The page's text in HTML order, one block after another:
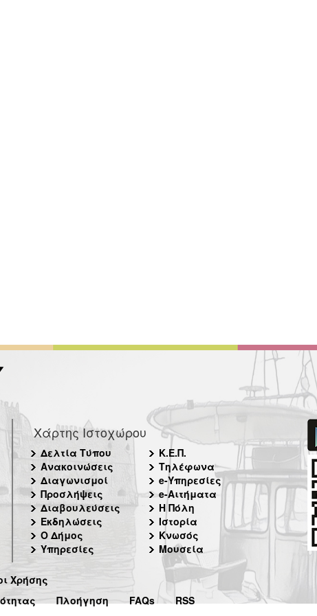
Χάρτης Ιστοχώρου
Δελτία Τύπου
Ανακοινώσεις
Διαγωνισμοί
Προσλήψεις
Διαβουλεύσεις
Εκδηλώσεις
Ο Δήμος
Υπηρεσίες
Κ.Ε.Π.
Τηλέφωνα
e-Υπηρεσίες
e-Αιτήματα
Η Πόλη
Ιστορία
Κνωσός
Μουσεία
Χρήσης
Πλοήγηση FAQs RSS